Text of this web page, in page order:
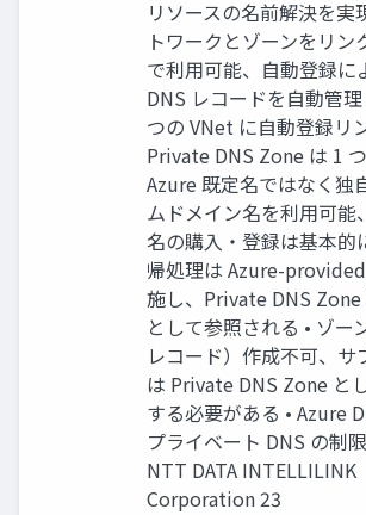
リソースの名前解決を実
トワークとゾーンをリン
で利用可能、自動登録に
DNS レコードを自動管
つの VNet に自動登録リ
Private DNS Zone は 1
Azure 既定名ではなく独
ムドメイン名を利用可能
名の購入・登録は基本的
帰処理は Azure-
施し、Private DNS Zone
として参照される • ゾー
レコード）作成不可、サ
は Private DNS Zone と
する必要がある • Azure
プライベート DNS の制
NTT DATA INTELLILINK
Corporation 23